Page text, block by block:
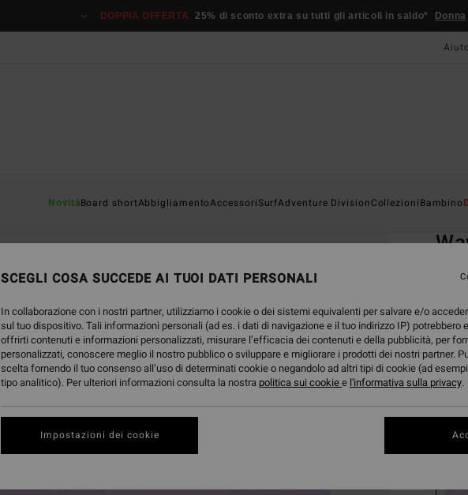
DOPPIA OFFERTA 25% di sconto extra su tutti gli articoli in saldo* Donna
NovitàBoard shortAbbigliamentoAccessoriSurfAdventure DivisionCollezioniBambino
ECO-
29,95
SCEGLI COSA SUCCEDE AI TUOI DATI PERSONALI
In collaborazione con i nostri partner, utilizziamo i cookie o dei sistemi equivalenti per salvare e/o
sul tuo dispositivo. Tali informazioni personali (ad es. i dati di navigazione e il tuo indirizzo IP) potrebbero
offrirti contenuti e informazioni personalizzati, misurare l’efficacia dei contenuti e della pubblicità, per
personalizzati, conoscere meglio il nostro pubblico o sviluppare e migliorare i prodotti dei nostri partner.
scelta fornendo il tuo consenso all’uso di determinati cookie o negandolo ad altri tipi di cookie (ad
tipo analitico). Per ulteriori informazioni consulta la nostra politica sui cookiee l'informativa sulla privacy.
Impostazioni dei cookie